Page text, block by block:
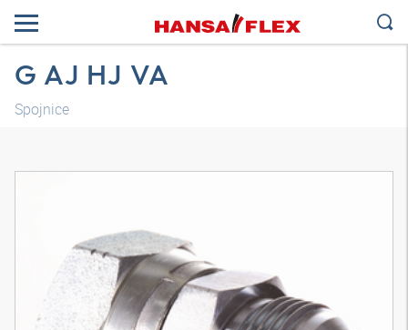
G AJ HJ VA
Spojnice